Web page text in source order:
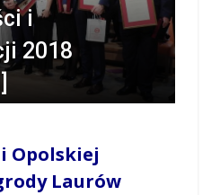
i
2018
Opolskiej
Laurów